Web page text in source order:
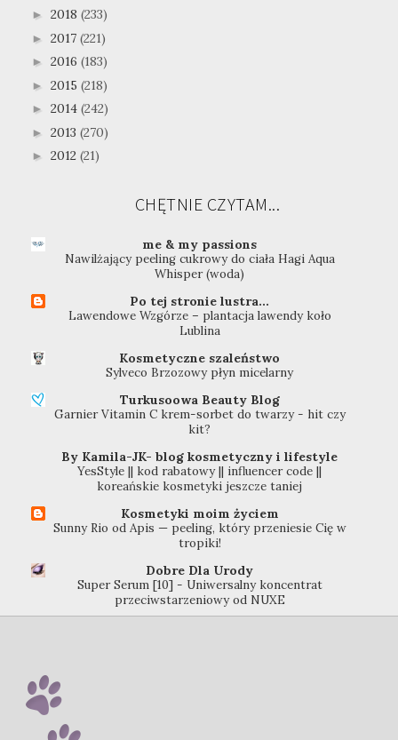
► 2018 (233)
► 2017 (221)
► 2016 (183)
► 2015 (218)
► 2014 (242)
► 2013 (270)
► 2012 (21)
CHĘTNIE CZYTAM...
me & my passions
Nawilżający peeling cukrowy do ciała Hagi Aqua
Whisper (woda)
Po tej stronie lustra...
Lawendowe Wzgórze – plantacja lawendy koło
Lublina
Kosmetyczne szaleństwo
Sylveco Brzozowy płyn micelarny
Turkusoowa Beauty Blog
Garnier Vitamin C krem-sorbet do twarzy - hit czy
kit?
By Kamila-JK- blog kosmetyczny i lifestyle
YesStyle || kod rabatowy || influencer code ||
koreańskie kosmetyki jeszcze taniej
Kosmetyki moim życiem
Sunny Rio od Apis — peeling, który przeniesie Cię w
tropiki!
Dobre Dla Urody
Super Serum [10] - Uniwersalny koncentrat
przeciwstarzeniowy od NUXE